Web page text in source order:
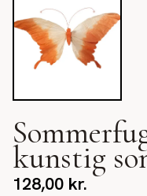
kunstig
128,00 kr.